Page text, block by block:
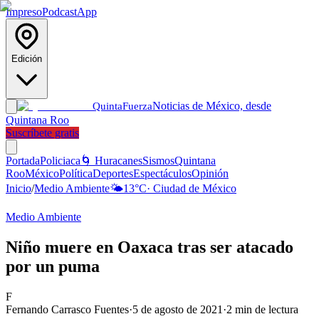
ImpresoPodcastApp
Edición
QuintaFuerzaNoticias de México, desde
Quintana Roo
Suscríbete gratis
PortadaPoliciaca 🌀 HuracanesSismosQuintana
RooMéxicoPolíticaDeportesEspectáculosOpinión
Inicio/Medio Ambiente🌤️13°C· Ciudad de México
Medio Ambiente
Niño muere en Oaxaca tras ser atacado
por un puma
F
Fernando Carrasco Fuentes·5 de agosto de 2021 ·2 min de lectura